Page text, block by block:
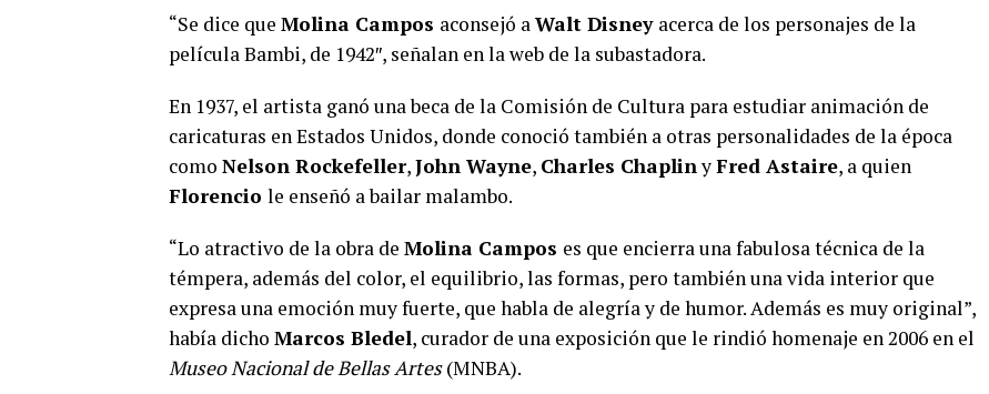
“Se dice que Molina Campos aconsejó aWalt Disney acerca de los personajes de la
película Bambi, de 1942″, señalan en la web de la subastadora.
En 1937, el artista ganó una beca de la Comisión de Cultura para estudiar animación de
caricaturas en Estados Unidos, donde conoció también a otras personalidades de la época
como Nelson Rockefeller,John Wayne, Charles ChaplinyFred Astaire, a quien
Florencio le enseñó a bailar malambo.
“Lo atractivo de la obra de Molina Campos es que encierra una fabulosa técnica de la
témpera, además del color, el equilibrio, las formas, pero también una vida interior que
expresa una emoción muy fuerte, que habla de alegría y de humor. Además es muy original”,
había dicho Marcos Bledel, curador de una exposición que le rindió homenaje en 2006 en el
Museo Nacional de Bellas Artes(MNBA).